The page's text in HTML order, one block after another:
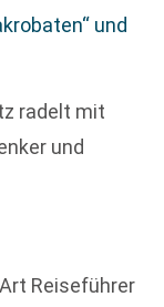
und
radelt mit
und
Reiseführer